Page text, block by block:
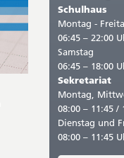
Schulhaus
Montag -
06:45 – 22:00
Samstag
06:45 – 18:00
Sekretariat
Montag,
08:00 – 11:45 /
Dienstag und
08:00 – 11:45